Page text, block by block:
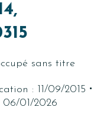
sans titre
: 11/09/2015 ·
01/2026